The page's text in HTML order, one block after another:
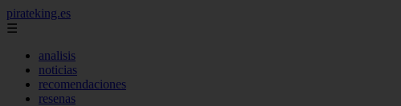
pirateking.es
☰
analisis
noticias
recomendaciones
resenas